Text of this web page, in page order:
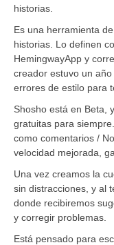
historias.
Es una herramienta
historias. Lo definen
HemingwayApp y
creador estuvo un
errores de estilo para
Shosho está en Beta,
gratuitas para
como comentarios /
velocidad mejorada,
Una vez creamos la
sin distracciones, y al
donde recibiremos
y corregir problemas.
Está pensado para